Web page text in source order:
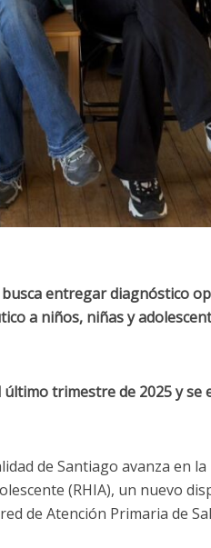
busca entregar diagnóstico
a niños, niñas y
trimestre de 2025 y se
de Santiago avanza en
(RHIA), un nuevo
de Atención Primaria de